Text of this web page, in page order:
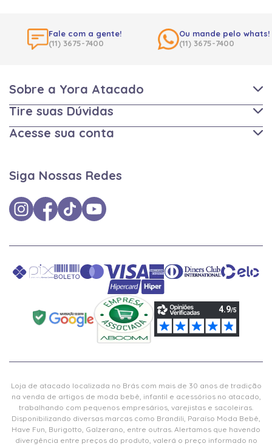
Fale com a gente!
(11) 3675-7400
Ou mande pelo whats!
(11) 3675-7400
Sobre a Yora Atacado
Tire suas Dúvidas
Acesse sua conta
Siga Nossas Redes
Loja de atacado localizada no Brás com mais de 30 anos de tradição
na venda de artigos de moda bebê, infantil e acessórios no atacado,
trabalhando com pequenos empresários, varejistas e sacoleiras.
Disponibilizando diversas marcas como Brandili, Paraíso Moda Bebê,
Have Fun, Burigotto, Galzerano, entre outras. Alertamos que havendo
divergência entre preços do produto, valerá o preço informado no